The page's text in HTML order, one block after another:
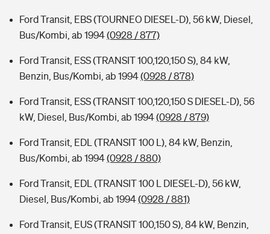
Ford Transit, EBS (TOURNEO DIESEL-D), 56 kW, Diesel,
Bus/Kombi, ab 1994(0928 / 877)
Ford Transit, ESS (TRANSIT 100,120,150 S), 84 kW,
Benzin, Bus/Kombi, ab 1994(0928 / 878)
Ford Transit, ESS (TRANSIT 100,120,150 S DIESEL-D), 56
kW, Diesel, Bus/Kombi, ab 1994(0928 / 879)
Ford Transit, EDL (TRANSIT 100 L), 84 kW, Benzin,
Bus/Kombi, ab 1994(0928 / 880)
Ford Transit, EDL (TRANSIT 100 L DIESEL-D), 56 kW,
Diesel, Bus/Kombi, ab 1994(0928 / 881)
Ford Transit, EUS (TRANSIT 100,150 S), 84 kW, Benzin,